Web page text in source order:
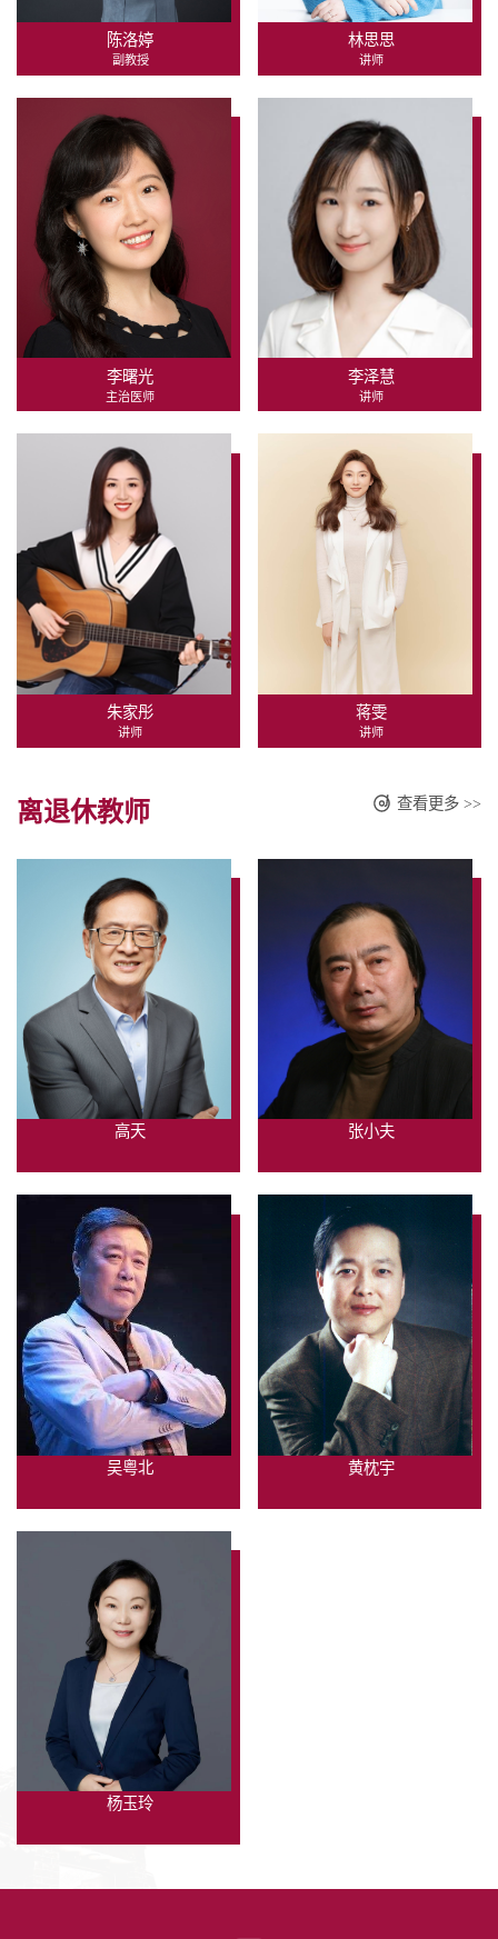
陈洛婷
副教授
林思思
讲师
李曙光
主治医师
李泽慧
讲师
朱家彤
讲师
蒋雯
讲师
离退休教师 查看更多 >>
高天 张小夫
吴粤北 黄枕宇
杨玉玲